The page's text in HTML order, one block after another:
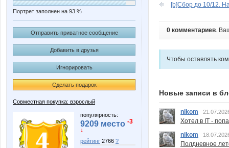
Портрет заполнен на 93 %
Отправить приватное сообщение
Добавить в друзья
Игнорировать
Сделать подарок
Совместная покупка: взрослый
популярность:
9209 место -3
↓
рейтинг 2766 ?
[b]Сбор до 10/12.
0 комментариев.
Чтобы оставлять
Новые записи в
nikom
Хотел в IT -
nikom
Полдневное